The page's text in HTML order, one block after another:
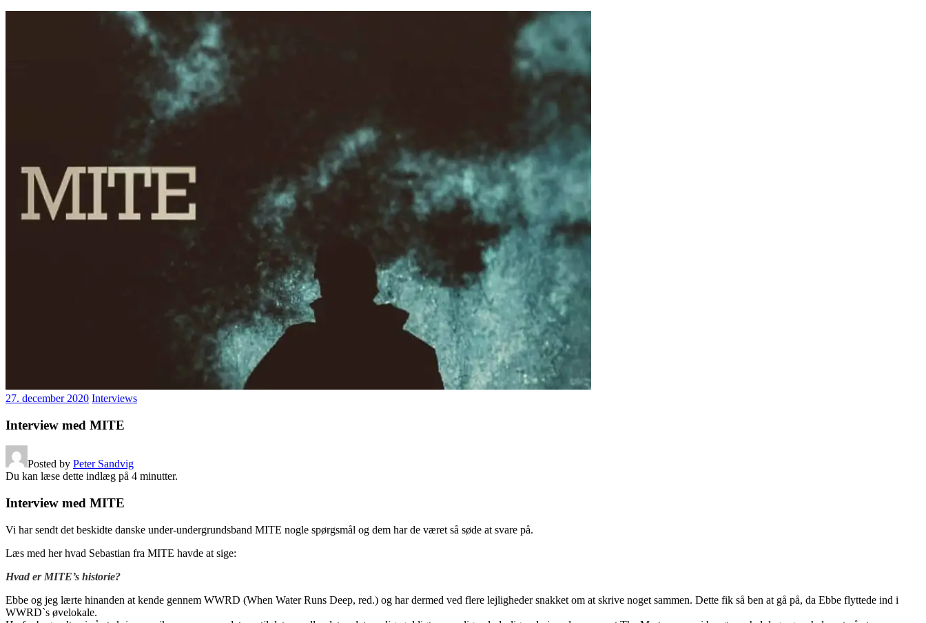
27. december 2020 Interviews
Interview med MITE
Posted by Peter Sandvig
Du kan læse dette indlæg på 4 minutter.
Interview med MITE
Vi har sendt det beskidte danske under-undergrundsband MITE nogle spørgsmål og dem har de været så søde at svare på.
Læs med her hvad Sebastian fra MITE havde at sige:
Hvad er MITE’s historie?
Ebbe og jeg lærte hinanden at kende gennem WWRD (When Water Runs Deep, red.) og har dermed ved flere lejligheder snakket om at skrive noget sammen. Dette fik så ben at gå på, da Ebbe flyttede ind i
WWRD`s øvelokale.